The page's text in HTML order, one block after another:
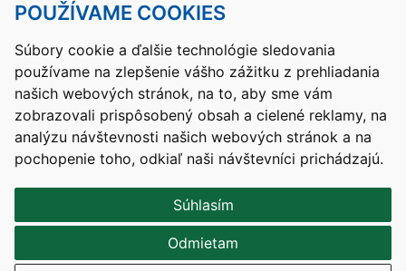
POUŽÍVAME COOKIES
Súbory cookie a ďalšie technológie sledovania
používame na zlepšenie vášho zážitku z prehliadania
našich webových stránok, na to, aby sme vám
zobrazovali prispôsobený obsah a cielené reklamy, na
analýzu návštevnosti našich webových stránok a na
pochopenie toho, odkiaľ naši návštevníci prichádzajú.
Súhlasím
Odmietam
Kontakty Mapa stránky RSS
Vyhlásenie o prístupnosti
Nastavenia cookies
Prevádzkovateľom služby je Ministerstvo školstva, výskumu,
vývoja a mládeže Slovenskej republiky.